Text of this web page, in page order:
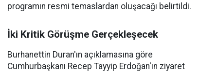
programın resmi temaslardan oluşacağı belirtildi.
İki Kritik Görüşme Gerçekleşecek
Burhanettin Duran'ın açıklamasına göre
Cumhurbaşkanı Recep Tayyip Erdoğan'ın ziyaret